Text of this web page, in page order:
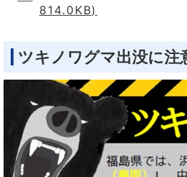
814.0KB)
ツキノワグマ出没に注